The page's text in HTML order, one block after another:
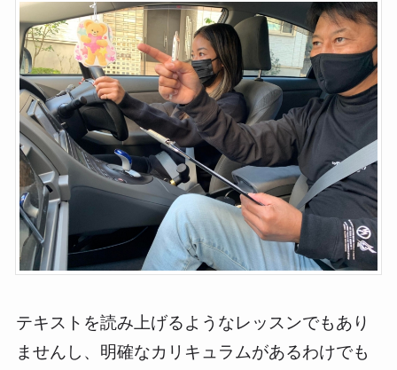
テキストを読み上げるようなレッスンでもあり
ませんし、明確なカリキュラムがあるわけでも